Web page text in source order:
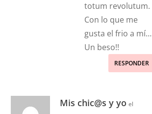
totum revolutum.
Con lo que me
gusta el frio a mí…
Un beso!!
RESPONDER
Mis chic@s y yo el